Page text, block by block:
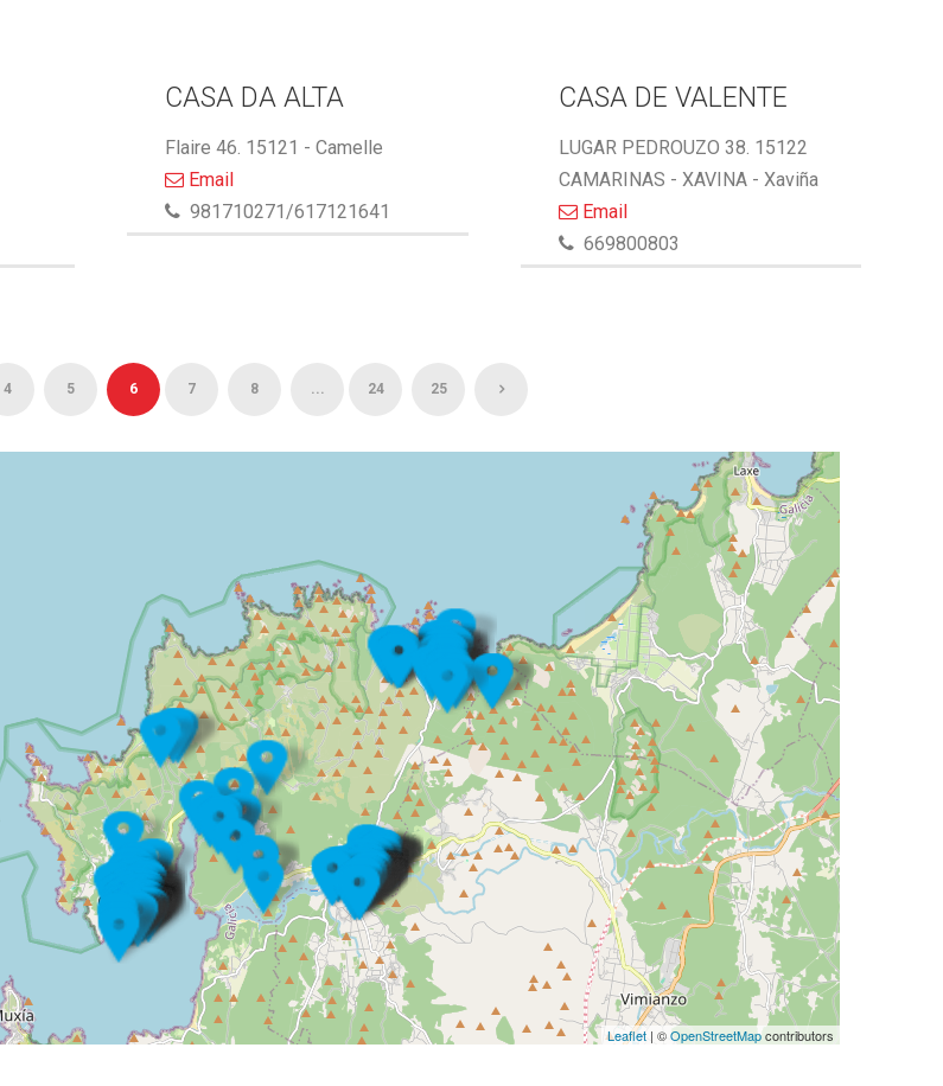
CASA DA ALTA
Flaire 46. 15121 - Camelle
Email
981710271/617121641
CASA DE VALENTE
LUGAR PEDROUZO 38. 15122
CAMARINAS - XAVINA - Xaviña
Email
669800803
4 5 6 7 8 ... 24 25
Leaflet | ©OpenStreetMapcontributors